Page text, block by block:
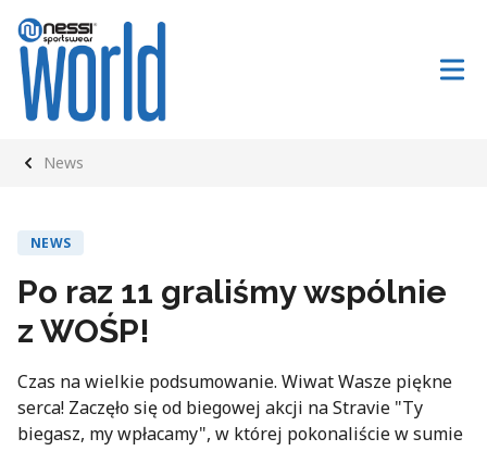
News
NEWS
Po raz 11 graliśmy wspólnie
z WOŚP!
Czas na wielkie podsumowanie. Wiwat Wasze piękne
serca! Zaczęło się od biegowej akcji na Stravie "Ty
biegasz, my wpłacamy", w której pokonaliście w sumie